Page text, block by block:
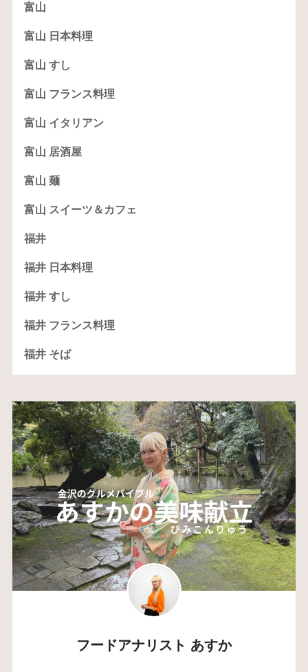
富山
富山 日本料理
富山 すし
富山 フランス料理
富山 イタリアン
富山 居酒屋
富山 麺
富山 スイーツ＆カフェ
福井
福井 日本料理
福井 すし
福井 フランス料理
福井 そば
フードアナリスト あすか